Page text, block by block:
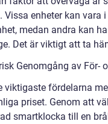
Vissa enheter kan
medan andra kan
Det är viktigt att ta
Genomgång av För-
viktigaste fördelarna
priset. Genom att
smartklocka till en